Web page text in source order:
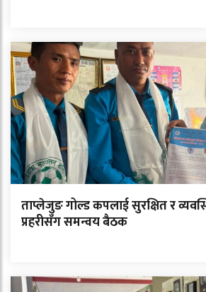
ताप्लेजुङ गोल्ड कपलाई सुरक्षित र
प्रहरीसँग समन्वय बैठक